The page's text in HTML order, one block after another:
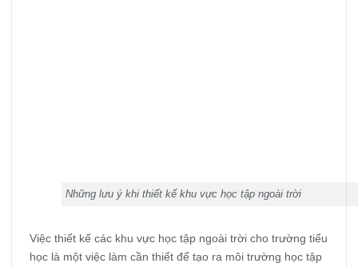
Những lưu ý khi thiết kế khu vực học tập ngoài trời
Việc thiết kế các khu vực học tập ngoài trời cho trường tiểu
học là một việc làm cần thiết để tạo ra môi trường học tập